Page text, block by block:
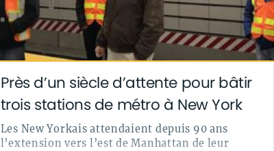
Près d’un siècle d’attente pour bâtir
trois stations de métro à New York
Les New Yorkais attendaient depuis 90 ans
l’extension vers l’est de Manhattan de leur